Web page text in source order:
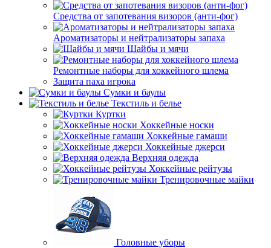
Средства от запотевания визоров (анти-фог)
Ароматизаторы и нейтрализаторы запаха
Шайбы и мячи
Ремонтные наборы для хоккейного шлема
Защита паха игрока
Сумки и баулы
Текстиль и белье
Куртки
Хоккейные носки
Хоккейные гамаши
Хоккейные джерси
Верхняя одежда
Хоккейные рейтузы
Тренировочные майки
Головные уборы